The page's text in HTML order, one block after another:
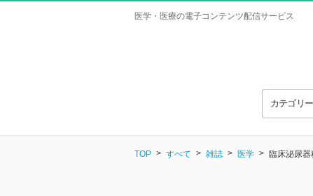
医学・医療の電子コンテンツ配信サービス
カテゴリー
TOP すべて 雑誌 医学 臨床泌尿